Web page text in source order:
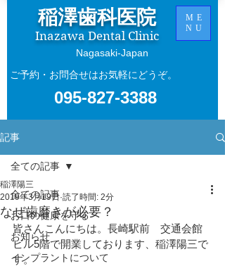
稲澤歯科医院
Inazawa Dental Clinic
095-827-3388
ご予約・お問合せはお気軽にどうぞ。
​Nagasaki-Japan
ME
NU
記事
全ての記事
お口の健康を守る
お知らせ
インプラントについて
全ての記事
なぜ歯磨きが必要？
稲澤陽三
2019年3月19日 読了時間: 2分
皆さんこんにちは。長崎駅前　交通会館
ビル5階で開業しております、稲澤陽三で
す。